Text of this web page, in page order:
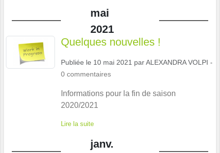
mai
2021
Quelques nouvelles !
Publiée le 10 mai 2021 parALEXANDRA VOLPI -
0 commentaires
Informations pour la fin de saison
2020/2021
Lire la suite
janv.